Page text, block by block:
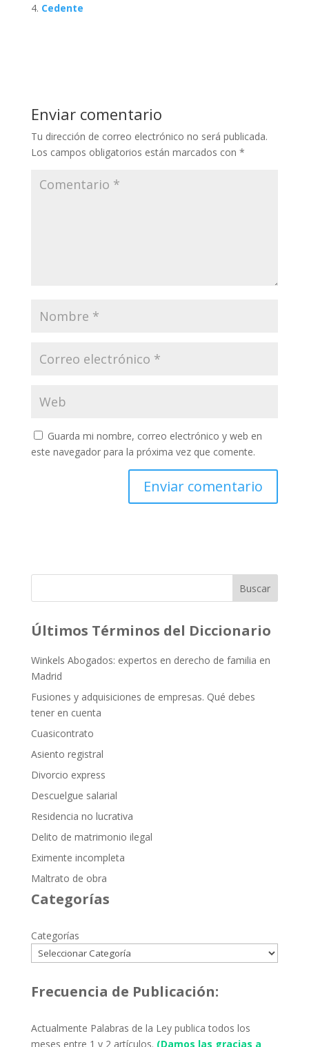
Cedente
Enviar comentario
Tu dirección de correo electrónico no será publicada.
Los campos obligatorios están marcados con *
Guarda mi nombre, correo electrónico y web en
este navegador para la próxima vez que comente.
Buscar
Últimos Términos del Diccionario
Winkels Abogados: expertos en derecho de familia en
Madrid
Fusiones y adquisiciones de empresas. Qué debes
tener en cuenta
Cuasicontrato
Asiento registral
Divorcio express
Descuelgue salarial
Residencia no lucrativa
Delito de matrimonio ilegal
Eximente incompleta
Maltrato de obra
Categorías
Categorías
Frecuencia de Publicación:
Actualmente Palabras de la Ley publica todos los
meses entre 1 y 2 artículos. (Damos las gracias a